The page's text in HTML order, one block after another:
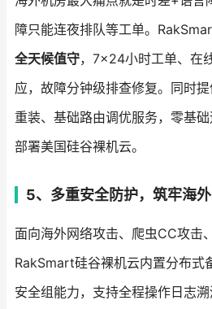
障只能连夜排队等工单。
全天候值守，7×24小时工单、在
应，故障分钟级排查修复。同时
重装、基础路由调优服务，零基
部署美国硅谷裸机云。
5、多重安全防护，筑牢海
面向海外网络攻击、爬虫CC攻击
RakSmart硅谷裸机云内置分布式
安全组能力，支持全程操作日志